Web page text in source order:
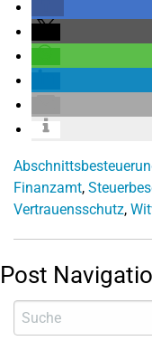
Finanzamt,
Vertrauensschutz,
Post